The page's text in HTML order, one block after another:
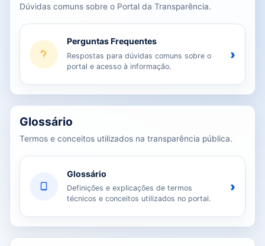
Dúvidas comuns sobre o Portal da Transparência.
Perguntas Frequentes
Respostas para dúvidas comuns sobre o
portal e acesso à informação.
›
Glossário
Termos e conceitos utilizados na transparência pública.
Glossário
Definições e explicações de termos
técnicos e conceitos utilizados no portal.
›